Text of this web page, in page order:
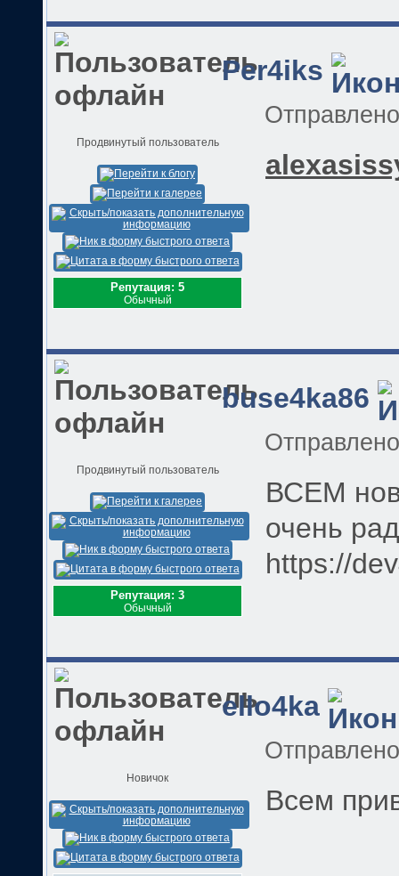
Per4iks
Продвинутый пользователь
Репутация: 5
Обычный
buse4ka86
Продвинутый пользователь
Репутация: 3
Обычный
ВСЕМ
очень
https://
ello4ka
Новичок
Всем